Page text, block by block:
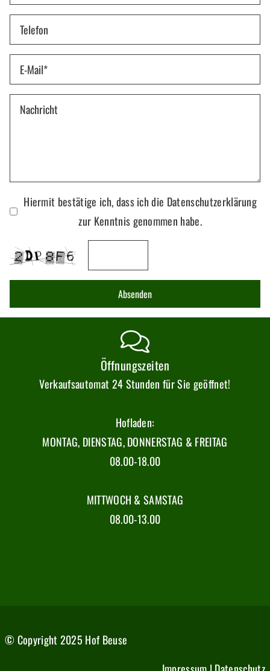
Hiermit bestätige ich, dass ich die Datenschutzerklärung
zur Kenntnis genommen habe.
Absenden
Öffnungszeiten
Verkaufsautomat 24 Stunden für Sie geöffnet!
Hofladen:
MONTAG, DIENSTAG, DONNERSTAG & FREITAG
08.00-18.00
MITTWOCH & SAMSTAG
08.00-13.00
© Copyright 2025 Hof Beuse